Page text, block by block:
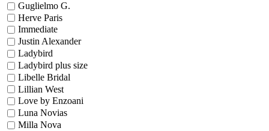
Guglielmo G.
Herve Paris
Immediate
Justin Alexander
Ladybird
Ladybird plus size
Libelle Bridal
Lillian West
Love by Enzoani
Luna Novias
Milla Nova